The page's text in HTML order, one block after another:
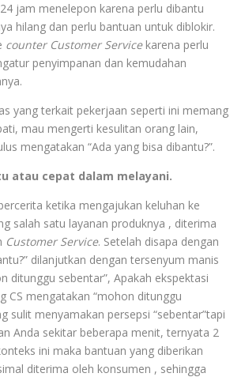
jam menelepon karena perlu dibantu
hilang dan perlu bantuan untuk diblokir.
counter Customer Servicekarena perlu
penyimpanan dan kemudahan
yang terkait pekerjaan seperti ini memang
mau mengerti kesulitan orang lain,
mengatakan “Ada yang bisa dibantu?”.
cepat dalam melayani.
ketika mengajukan keluhan ke
salah satu layanan produknya , diterima
Customer Service. Setelah disapa dengan
dilanjutkan dengan tersenyum manis
ditunggu sebentar”, Apakah ekspektasi
CS mengatakan “mohon ditunggu
sulit menyamakan persepsi “sebentar”tapi
Anda sekitar beberapa menit, ternyata 2
ini maka bantuan yang diberikan
diterima oleh konsumen , sehingga